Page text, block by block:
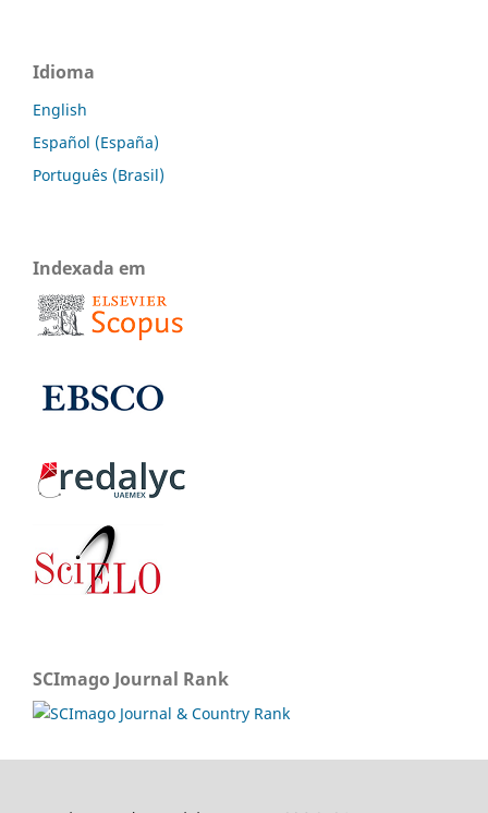
Idioma
English
Español (España)
Português (Brasil)
Indexada em
SCImago Journal Rank